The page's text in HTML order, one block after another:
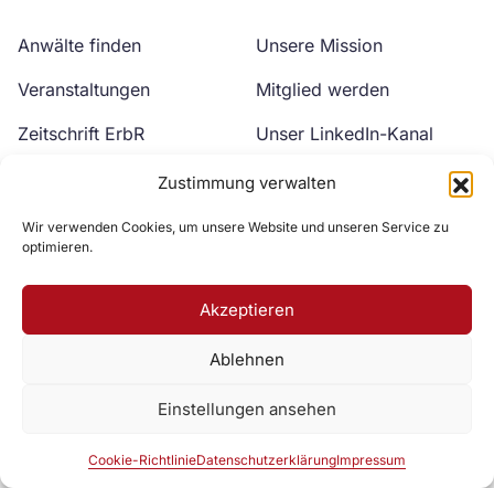
Zustimmung verwalten
Wir verwenden Cookies, um unsere Website und unseren Service zu
optimieren.
Akzeptieren
Ablehnen
Einstellungen ansehen
Cookie-RichtlinieDatenschutzerklärungImpressum
Anwälte finden
Veranstaltungen
Zeitschrift ErbR
Unsere Mission
Mitglied werden
Unser LinkedIn-Kanal
Unser YouTube-Kanal
Zur DAV Webseite